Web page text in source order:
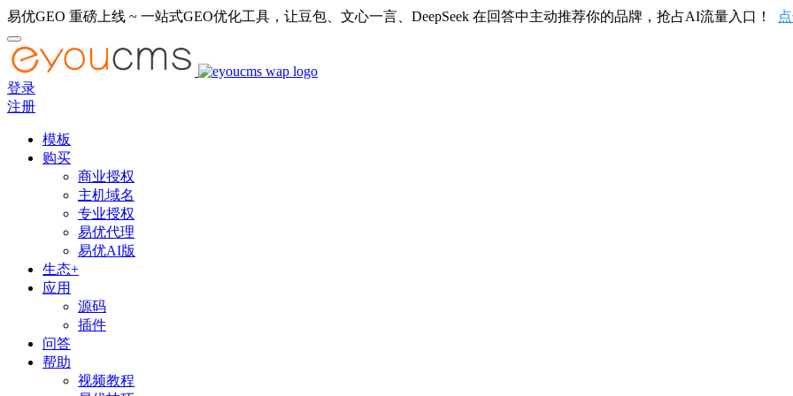
易优GEO 重磅上线 ~ 一站式GEO优化工具，让豆包、文心一言、DeepSeek 在回答中主动推荐你的品牌，抢占AI流量入口！
登录
注册
模板
购买
商业授权
主机域名
专业授权
易优代理
易优AI版
生态+
应用
源码
插件
问答
帮助
视频教程